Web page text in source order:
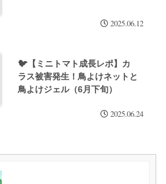
2025.06.12
🐦【ミニトマト成長レポ】カ
ラス被害発生！鳥よけネットと
鳥よけジェル（6月下旬）
2025.06.24